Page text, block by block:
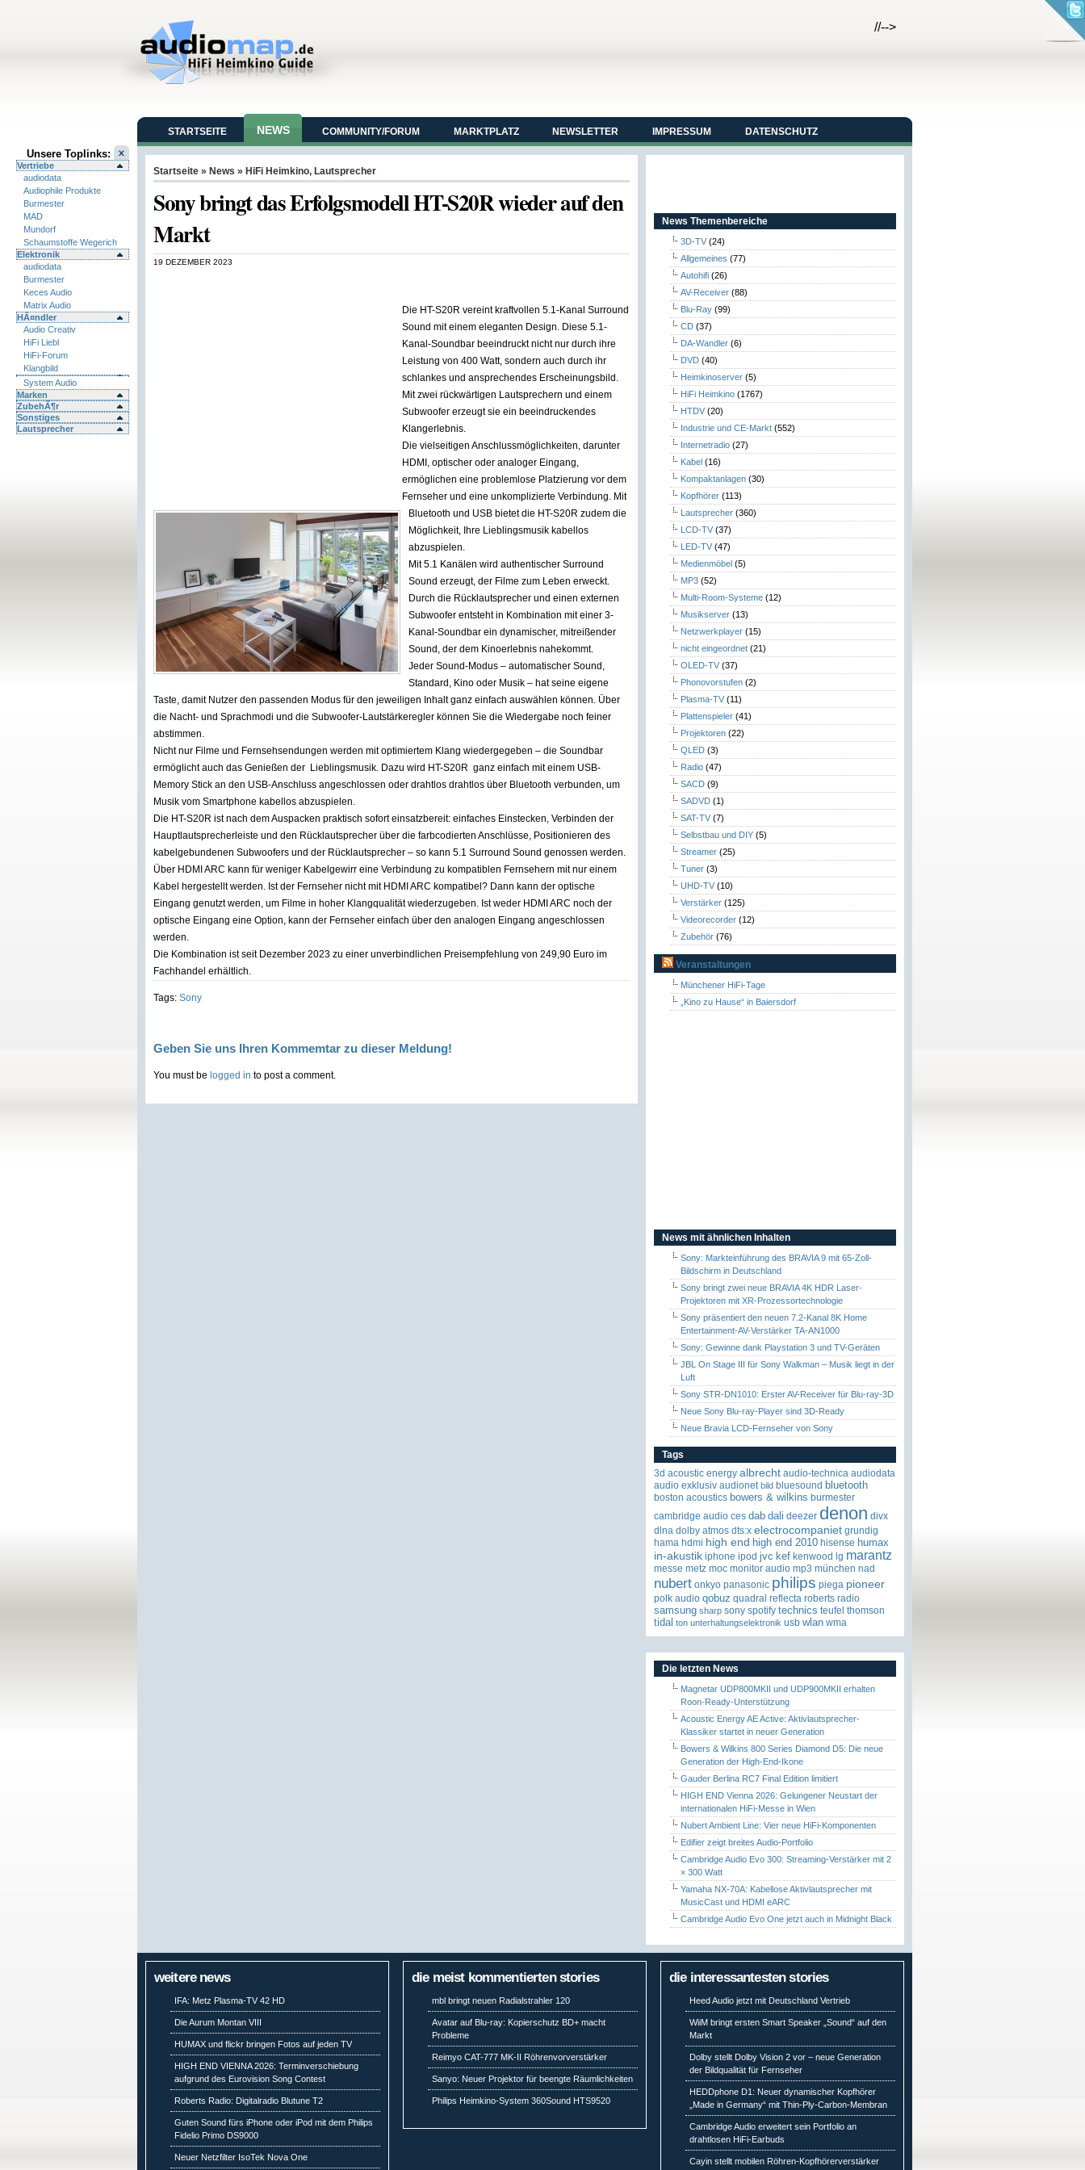
//-->
Unsere Toplinks:
Vertriebe
audiodata
Audiophile Produkte
Burmester
MAD
Mundorf
Schaumstoffe Wegerich
Elektronik
audiodata
Burmester
Keces Audio
Matrix Audio
HÃ¤ndler
Audio Creativ
HiFi Liebl
HiFi-Forum
Klangbild
System Audio
Marken
ZubehÃ¶r
Sonstiges
Lautsprecher
STARTSEITE NEWS COMMUNITY/FORUM MARKTPLATZ NEWSLETTER IMPRESSUM DATENSCHUTZ
Startseite » News » HiFi Heimkino, Lautsprecher
Sony bringt das Erfolgsmodell HT-S20R wieder auf den
Markt
19 DEZEMBER 2023
Die HT-S20R vereint kraftvollen 5.1-Kanal Surround
Sound mit einem eleganten Design. Diese 5.1-
Kanal-Soundbar beeindruckt nicht nur durch ihre
Leistung von 400 Watt, sondern auch durch ihr
schlankes und ansprechendes Erscheinungsbild.
Mit zwei rückwärtigen Lautsprechern und einem
Subwoofer erzeugt sie ein beeindruckendes
Klangerlebnis.
Die vielseitigen Anschlussmöglichkeiten, darunter
HDMI, optischer oder analoger Eingang,
ermöglichen eine problemlose Platzierung vor dem
Fernseher und eine unkomplizierte Verbindung. Mit
Bluetooth und USB bietet die HT-S20R zudem die
Möglichkeit, Ihre Lieblingsmusik kabellos
abzuspielen.
Mit 5.1 Kanälen wird authentischer Surround
Sound erzeugt, der Filme zum Leben erweckt.
Durch die Rücklautsprecher und einen externen
Subwoofer entsteht in Kombination mit einer 3-
Kanal-Soundbar ein dynamischer, mitreißender
Sound, der dem Kinoerlebnis nahekommt.
Jeder Sound-Modus – automatischer Sound,
Standard, Kino oder Musik – hat seine eigene
Taste, damit Nutzer den passenden Modus für den jeweiligen Inhalt ganz einfach auswählen können. Über
die Nacht- und Sprachmodi und die Subwoofer-Lautstärkeregler können Sie die Wiedergabe noch feiner
abstimmen.
Nicht nur Filme und Fernsehsendungen werden mit optimiertem Klang wiedergegeben – die Soundbar
ermöglicht auch das Genießen der Lieblingsmusik. Dazu wird HT-S20R ganz einfach mit einem USB-
Memory Stick an den USB-Anschluss angeschlossen oder drahtlos drahtlos über Bluetooth verbunden, um
Musik vom Smartphone kabellos abzuspielen.
Die HT-S20R ist nach dem Auspacken praktisch sofort einsatzbereit: einfaches Einstecken, Verbinden der
Hauptlautsprecherleiste und den Rücklautsprecher über die farbcodierten Anschlüsse, Positionieren des
kabelgebundenen Subwoofers und der Rücklautsprecher – so kann 5.1 Surround Sound genossen werden.
Über HDMI ARC kann für weniger Kabelgewirr eine Verbindung zu kompatiblen Fernsehern mit nur einem
Kabel hergestellt werden. Ist der Fernseher nicht mit HDMI ARC kompatibel? Dann kann der optische
Eingang genutzt werden, um Filme in hoher Klangqualität wiederzugeben. Ist weder HDMI ARC noch der
optische Eingang eine Option, kann der Fernseher einfach über den analogen Eingang angeschlossen
werden.
Die Kombination ist seit Dezember 2023 zu einer unverbindlichen Preisempfehlung von 249,90 Euro im
Fachhandel erhältlich.
Tags: Sony
Geben Sie uns Ihren Kommemtar zu dieser Meldung!
You must be logged in to post a comment.
News Themenbereiche
3D-TV (24)
Allgemeines (77)
Autohifi (26)
AV-Receiver (88)
Blu-Ray (99)
CD (37)
DA-Wandler (6)
DVD (40)
Heimkinoserver (5)
HiFi Heimkino (1767)
HTDV (20)
Industrie und CE-Markt (552)
Internetradio (27)
Kabel (16)
Kompaktanlagen (30)
Kopfhörer (113)
Lautsprecher (360)
LCD-TV (37)
LED-TV (47)
Medienmöbel (5)
MP3 (52)
Multi-Room-Systeme (12)
Musikserver (13)
Netzwerkplayer (15)
nicht eingeordnet (21)
OLED-TV (37)
Phonovorstufen (2)
Plasma-TV (11)
Plattenspieler (41)
Projektoren (22)
QLED (3)
Radio (47)
SACD (9)
SADVD (1)
SAT-TV (7)
Selbstbau und DIY (5)
Streamer (25)
Tuner (3)
UHD-TV (10)
Verstärker (125)
Videorecorder (12)
Zubehör (76)
Veranstaltungen
Münchener HiFi-Tage
„Kino zu Hause“ in Baiersdorf
News mit ähnlichen Inhalten
Sony: Markteinführung des BRAVIA 9 mit 65-Zoll-
Bildschirm in Deutschland
Sony bringt zwei neue BRAVIA 4K HDR Laser-
Projektoren mit XR-Prozessortechnologie
Sony präsentiert den neuen 7.2-Kanal 8K Home
Entertainment-AV-Verstärker TA-AN1000
Sony: Gewinne dank Playstation 3 und TV-Geräten
JBL On Stage III für Sony Walkman – Musik liegt in der
Luft
Sony STR-DN1010: Erster AV-Receiver für Blu-ray-3D
Neue Sony Blu-ray-Player sind 3D-Ready
Neue Bravia LCD-Fernseher von Sony
Tags
3d acoustic energy albrecht audio-technica audiodata
audio exklusiv audionet bild bluesound bluetooth
boston acoustics bowers & wilkins burmester
cambridge audio ces dab dali deezer denon divx
dlna dolby atmos dts:x electrocompaniet grundig
hama hdmi high end high end 2010 hisense humax
in-akustik iphone ipod jvc kef kenwood lg marantz
messe metz moc monitor audio mp3 münchen nad
nubert onkyo panasonic philips piega pioneer
polk audio qobuz quadral reflecta roberts radio
samsung sharp sony spotify technics teufel thomson
tidal ton unterhaltungselektronik usb wlan wma
Die letzten News
Magnetar UDP800MKII und UDP900MKII erhalten
Roon-Ready-Unterstützung
Acoustic Energy AE Active: Aktivlautsprecher-
Klassiker startet in neuer Generation
Bowers & Wilkins 800 Series Diamond D5: Die neue
Generation der High-End-Ikone
Gauder Berlina RC7 Final Edition limitiert
HIGH END Vienna 2026: Gelungener Neustart der
internationalen HiFi-Messe in Wien
Nubert Ambient Line: Vier neue HiFi-Komponenten
Edifier zeigt breites Audio-Portfolio
Cambridge Audio Evo 300: Streaming-Verstärker mit 2
× 300 Watt
Yamaha NX-70A: Kabellose Aktivlautsprecher mit
MusicCast und HDMI eARC
Cambridge Audio Evo One jetzt auch in Midnight Black
weitere news
IFA: Metz Plasma-TV 42 HD
Die Aurum Montan VIII
HUMAX und flickr bringen Fotos auf jeden TV
HIGH END VIENNA 2026: Terminverschiebung
aufgrund des Eurovision Song Contest
Roberts Radio: Digitalradio Blutune T2
Guten Sound fürs iPhone oder iPod mit dem Philips
Fidelio Primo DS9000
Neuer Netzfilter IsoTek Nova One
die meist kommentierten stories
mbl bringt neuen Radialstrahler 120
Avatar auf Blu-ray: Kopierschutz BD+ macht
Probleme
Reimyo CAT-777 MK-II Röhrenvorverstärker
Sanyo: Neuer Projektor für beengte Räumlichkeiten
Philips Heimkino-System 360Sound HTS9520
die interessantesten stories
Heed Audio jetzt mit Deutschland Vertrieb
WiiM bringt ersten Smart Speaker „Sound“ auf den
Markt
Dolby stellt Dolby Vision 2 vor – neue Generation
der Bildqualität für Fernseher
HEDDphone D1: Neuer dynamischer Kopfhörer
„Made in Germany“ mit Thin-Ply-Carbon-Membran
Cambridge Audio erweitert sein Portfolio an
drahtlosen HiFi-Earbuds
Cayin stellt mobilen Röhren-Kopfhörerverstärker